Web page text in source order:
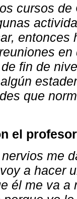
cursos de
entonces
fin de
que
el profesor
me
a hacer
él me va a